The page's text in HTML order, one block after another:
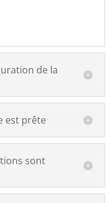
de la
est prête
sont